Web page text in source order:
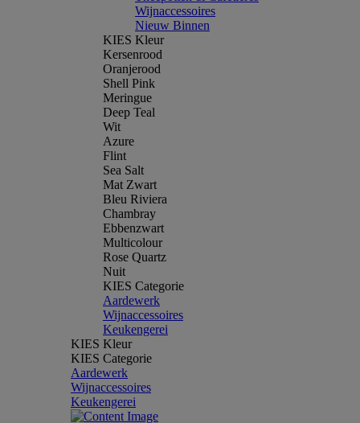
Wijnaccessoires
Nieuw Binnen
KIES Kleur
Kersenrood
Oranjerood
Shell Pink
Meringue
Deep Teal
Wit
Azure
Flint
Sea Salt
Mat Zwart
Bleu Riviera
Chambray
Ebbenzwart
Multicolour
Rose Quartz
Nuit
KIES Categorie
Aardewerk
Wijnaccessoires
Keukengerei
KIES Kleur
KIES Categorie
Aardewerk
Wijnaccessoires
Keukengerei